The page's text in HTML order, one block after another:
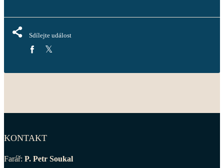
Sdílejte událost
KONTAKT
Farář: P. Petr Soukal